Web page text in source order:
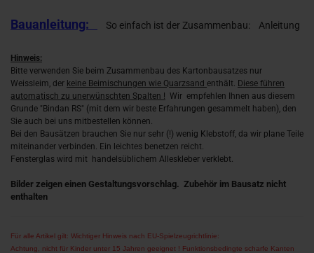
Bauanleitung: So einfach ist der Zusammenbau: Anleitung
Hinweis:
Bitte verwenden Sie beim Zusammenbau des Kartonbausatzes nur
Weissleim, der keine Beimischungen wie Quarzsand enthält. Diese führen
automatisch zu unerwünschten Spalten ! Wir empfehlen Ihnen aus diesem
Grunde "Bindan RS" (mit dem wir beste Erfahrungen gesammelt haben), den
Sie auch bei uns mitbestellen können.
Bei den Bausätzen brauchen Sie nur sehr (!) wenig Klebstoff, da wir plane Teile
miteinander verbinden. Ein leichtes benetzen reicht.
Fensterglas wird mit handelsüblichem Alleskleber verklebt.
Bilder zeigen einen Gestaltungsvorschlag. Zubehör im Bausatz nicht
enthalten
Für alle Artikel gilt: Wichtiger Hinweis nach EU-Spielzeugrichtlinie:
Achtung, nicht für Kinder unter 15 Jahren geeignet ! Funktionsbedingte scharfe Kanten